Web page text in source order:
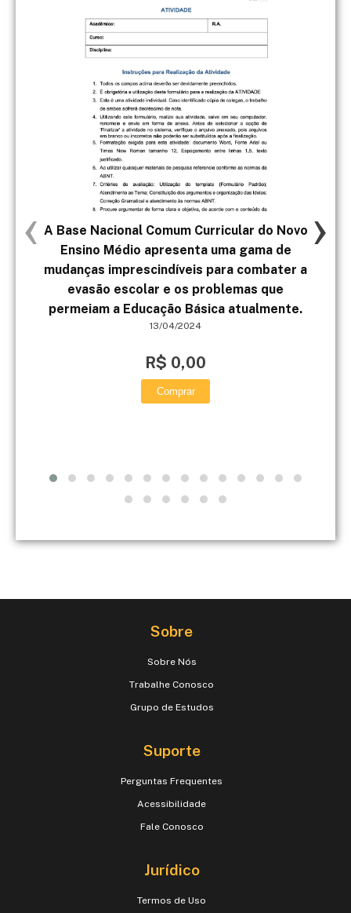
A Base Nacional Comum Curricular do Novo
Ensino Médio apresenta uma gama de
mudanças imprescindíveis para combater a
evasão escolar e os problemas que
permeiam a Educação Básica atualmente.
13/04/2024
R$ 0,00
Comprar
‹ ›
Sobre
Sobre Nós
Trabalhe Conosco
Grupo de Estudos
Suporte
Perguntas Frequentes
Acessibilidade
Fale Conosco
Jurídico
Termos de Uso